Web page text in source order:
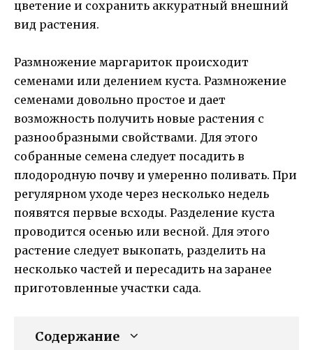
цветение и сохранить аккуратный внешний
вид растения.
Размножение маргариток происходит
семенами или делением куста. Размножение
семенами довольно простое и дает
возможность получить новые растения с
разнообразными свойствами. Для этого
собранные семена следует посадить в
плодородную почву и умеренно поливать. При
регулярном уходе через несколько недель
появятся первые всходы. Разделение куста
проводится осенью или весной. Для этого
растение следует выкопать, разделить на
несколько частей и пересадить на заранее
приготовленные участки сада.
Содержание